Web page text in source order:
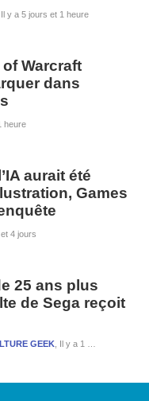
Il y a 5 jours et 1 heure
Warcraft
dans
heure
aurait été
Games
4 jours
25 ans plus
de Sega reçoit
Il y a 1 semaine et 4 jours
GEEK